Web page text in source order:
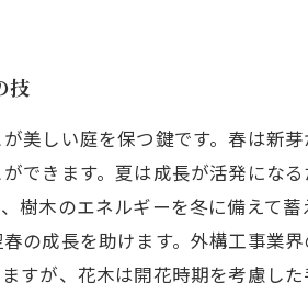
技
美しい庭を保つ鍵です。春は新
できます。夏は成長が活発にな
樹木のエネルギーを冬に備えて
の成長を助けます。外構工事業
すが、花木は開花時期を考慮し